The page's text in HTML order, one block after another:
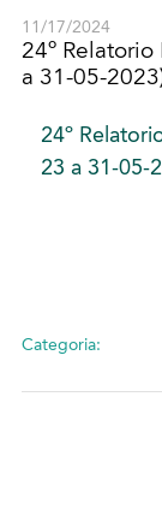
11/17/2024
24º Relatorio
a 31-05-
24º
23 a 31-05-
Categoria: